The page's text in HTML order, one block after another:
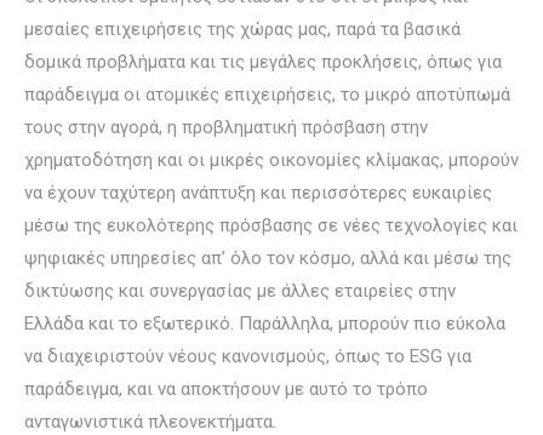
μεσαίες επιχειρήσεις της χώρας μας, παρά τα βασικά
δομικά προβλήματα και τις μεγάλες προκλήσεις, όπως για
παράδειγμα οι ατομικές επιχειρήσεις, το μικρό αποτύπωμά
τους στην αγορά, η προβληματική πρόσβαση στην
χρηματοδότηση και οι μικρές οικονομίες κλίμακας, μπορούν
να έχουν ταχύτερη ανάπτυξη και περισσότερες ευκαιρίες
μέσω της ευκολότερης πρόσβασης σε νέες τεχνολογίες και
ψηφιακές υπηρεσίες απ’ όλο τον κόσμο, αλλά και μέσω της
δικτύωσης και συνεργασίας με άλλες εταιρείες στην
Ελλάδα και το εξωτερικό. Παράλληλα, μπορούν πιο εύκολα
να διαχειριστούν νέους κανονισμούς, όπως το ESG για
παράδειγμα, και να αποκτήσουν με αυτό το τρόπο
ανταγωνιστικά πλεονεκτήματα.